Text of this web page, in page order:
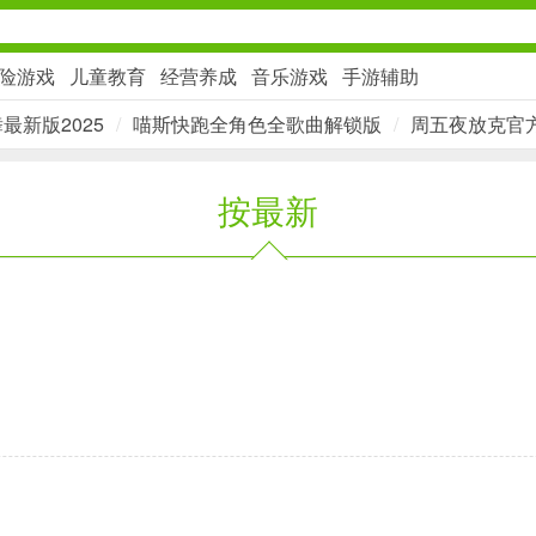
社交通讯
2千+款应用
学习办公
游戏 儿童教育 经营养成 音乐游戏 手游辅助
新版2025 / 喵斯快跑全角色全歌曲解锁版 / 周五夜放克官
按最新